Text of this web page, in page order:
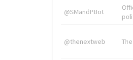
@SMandPBot
@thenextweb